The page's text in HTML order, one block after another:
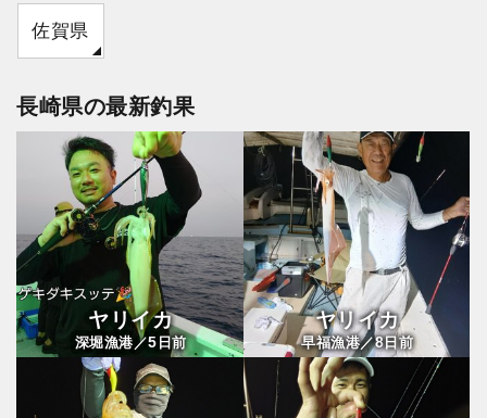
佐賀県
長崎県の最新釣果
ヤリイカ
深堀漁港／5 日前
ヤリイカ
早福漁港／8日前